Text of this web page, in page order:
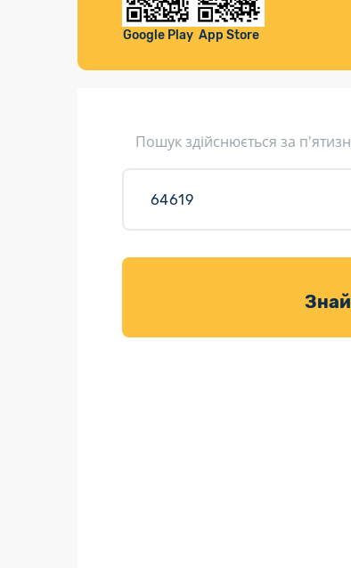
Листи та листівки
Доставка товарів для саду
Google Play App Store
Пошук здійснюється за